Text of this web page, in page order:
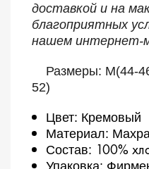
доставкой и на
благоприятных
нашем интернет-
Размеры: M(44-
52)
Цвет: Кремовый
Материал:
Состав: 100%
Упаковка: